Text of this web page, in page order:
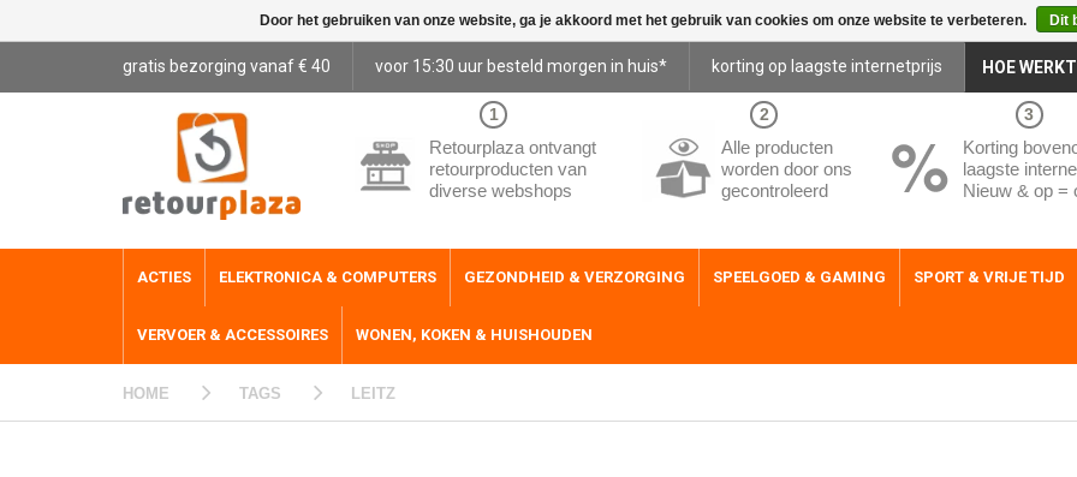
gratis bezorging vanaf € 40 voor 15:30 uur besteld morgen in huis* korting op laagste internetprijs HOE
1
Retourplaza ontvangt
retourproducten van
diverse webshops
2
Alle producten
worden door ons
gecontroleerd
3
Korting
laagste
Nieuw & op =
ACTIES ELEKTRONICA & COMPUTERS GEZONDHEID & VERZORGING SPEELGOED & GAMING SPORT & VRIJE TIJD
VERVOER & ACCESSOIRES WONEN, KOKEN & HUISHOUDEN
HOME TAGS LEITZ
Door het gebruiken van onze website, ga je akkoord met het gebruik van cookies om onze website te verbeteren. Dit